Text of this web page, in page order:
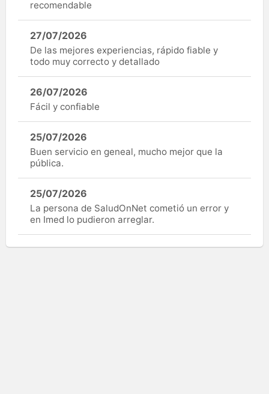
recomendable
27/07/2026
De las mejores experiencias, rápido fiable y
todo muy correcto y detallado
26/07/2026
Fácil y confiable
25/07/2026
Buen servicio en geneal, mucho mejor que la
pública.
25/07/2026
La persona de SaludOnNet cometió un error y
en Imed lo pudieron arreglar.